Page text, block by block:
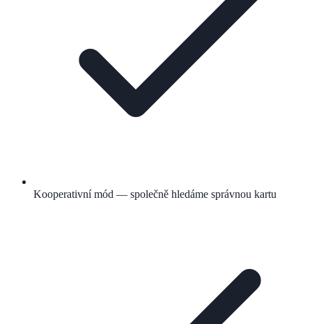
Kooperativní mód — společně hledáme správnou kartu